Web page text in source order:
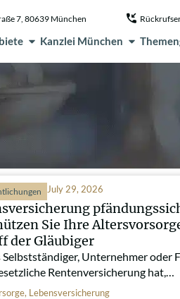
7, 80639 München
Kanzlei München
July 29, 2026
Sie Ihre
der Gläubiger
Selbstständiger, Unternehmer oder
Rentenversicherung hat,…
, Lebensversicherung